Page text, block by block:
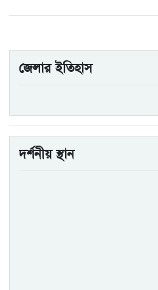
জেলার ইতিহাস
দর্শনীয় স্থান